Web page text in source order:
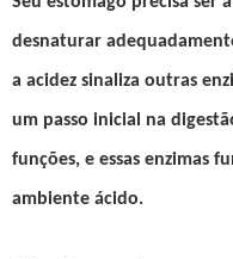
desnaturar
a acidez sinaliza outras
um passo inicial na
funções, e essas enzimas
ambiente ácido.